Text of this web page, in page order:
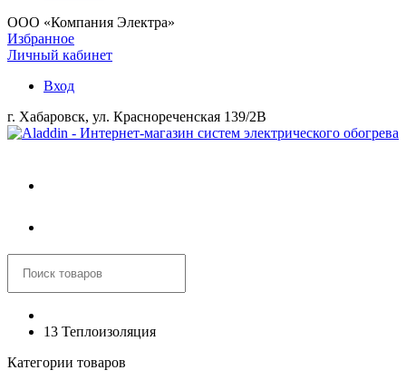
ООО «Компания Электра»
Избранное
Личный кабинет
Вход
г. Хабаровск, ул. Краснореченская 139/2В
13 Теплоизоляция
Категории товаров